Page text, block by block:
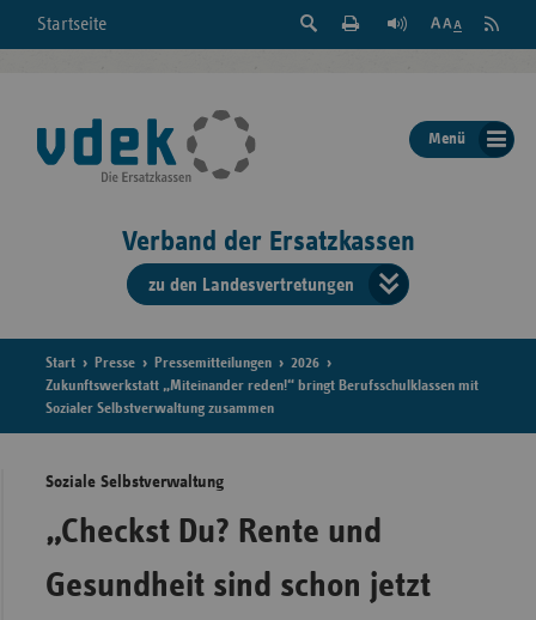
Startseite
Suche
der
Seite
Feed
Menü
Verband der Ersatzkassen
zu den Landesvertretungen
der
Start Presse Pressemitteilungen
2026
Zukunftswerkstatt „Miteinander reden!“ bringt Berufsschulklassen mit
Sozialer Selbstverwaltung zusammen
Soziale Selbstverwaltung
„Checkst Du? Rente und
Gesundheit sind schon jetzt